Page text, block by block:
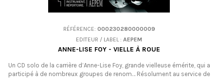
RÉFÉRENCE: 000230280000009
EDITEUR / LABEL : AEPEM
ANNE-LISE FOY - VIELLE À ROUE
Un CD solo de la carrière d’Anne-Lise Foy, grande vielleuse émérite, qui a
participé à de nombreux groupes de renom… Résolument au service de